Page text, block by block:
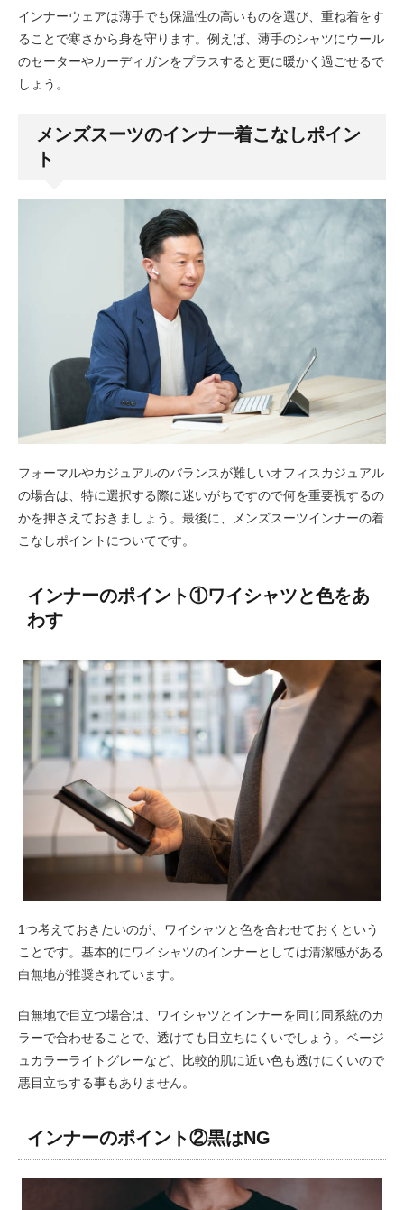
インナーウェアは薄手でも保温性の高いものを選び、重ね着をす
ることで寒さから身を守ります。例えば、薄手のシャツにウール
のセーターやカーディガンをプラスすると更に暖かく過ごせるで
しょう。
メンズスーツのインナー着こなしポイン
ト
フォーマルやカジュアルのバランスが難しいオフィスカジュアル
の場合は、特に選択する際に迷いがちですので何を重要視するの
かを押さえておきましょう。最後に、メンズスーツインナーの着
こなしポイントについてです。
インナーのポイント①ワイシャツと色をあ
わす
1つ考えておきたいのが、ワイシャツと色を合わせておくという
ことです。基本的にワイシャツのインナーとしては清潔感がある
白無地が推奨されています。
白無地で目立つ場合は、ワイシャツとインナーを同じ同系統のカ
ラーで合わせることで、透けても目立ちにくいでしょう。ベージ
ュカラーライトグレーなど、比較的肌に近い色も透けにくいので
悪目立ちする事もありません。
インナーのポイント②黒はNG